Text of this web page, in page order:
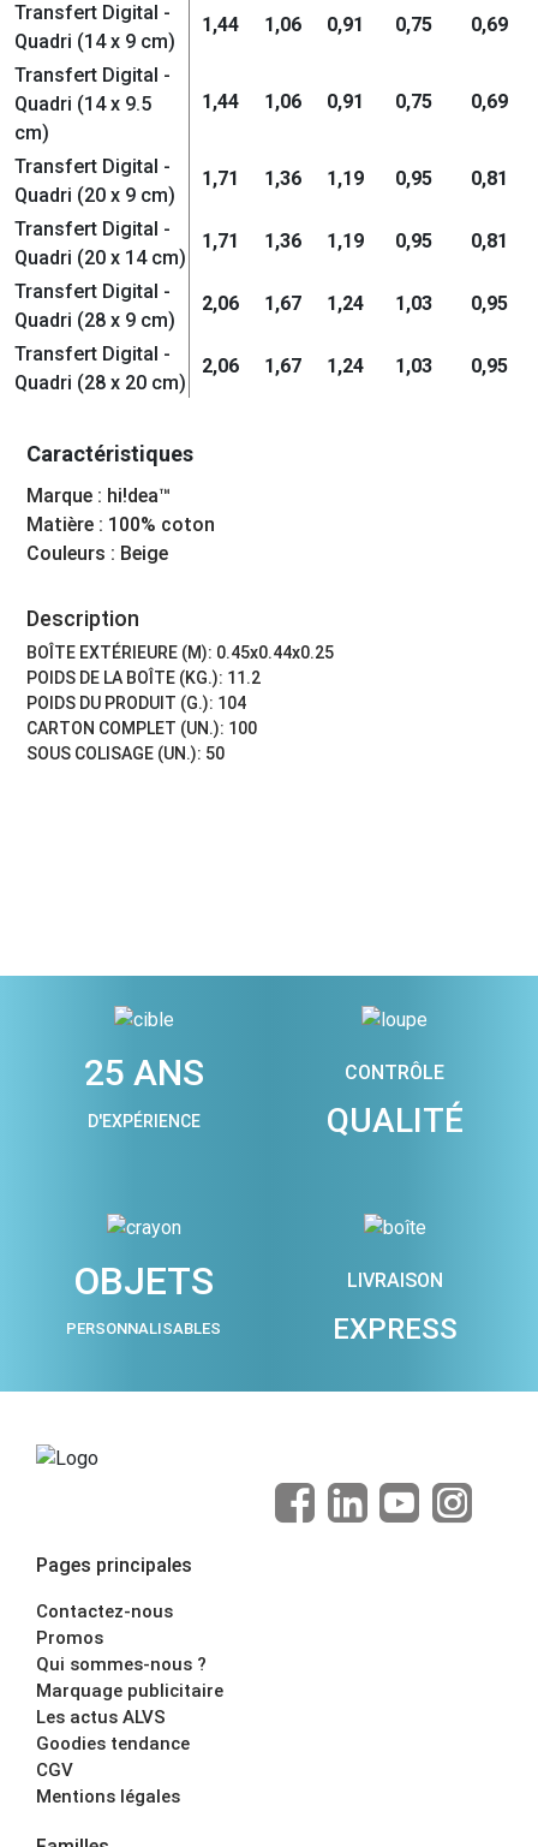
Transfert Digital -
Quadri (14 x 9 cm)
1,44 1,06 0,91 0,75 0,69
Transfert Digital -
Quadri (14 x 9.5
cm)
1,44 1,06 0,91 0,75 0,69
Transfert Digital -
Quadri (20 x 9 cm)
1,71 1,36 1,19 0,95 0,81
Transfert Digital -
Quadri (20 x 14 cm)
1,71 1,36 1,19 0,95 0,81
Transfert Digital -
Quadri (28 x 9 cm)
2,06 1,67 1,24 1,03 0,95
Transfert Digital -
Quadri (28 x 20 cm)
2,06 1,67 1,24 1,03 0,95
Caractéristiques
Marque : hi!dea™
Matière : 100% coton
Couleurs : Beige
Description
BOÎTE EXTÉRIEURE (M): 0.45x0.44x0.25
POIDS DE LA BOÎTE (KG.): 11.2
POIDS DU PRODUIT (G.): 104
CARTON COMPLET (UN.): 100
SOUS COLISAGE (UN.): 50
25 ANS
D'EXPÉRIENCE
CONTRÔLE
QUALITÉ
OBJETS
PERSONNALISABLES
LIVRAISON
EXPRESS
Pages principales
Contactez-nous
Promos
Qui sommes-nous ?
Marquage publicitaire
Les actus ALVS
Goodies tendance
CGV
Mentions légales